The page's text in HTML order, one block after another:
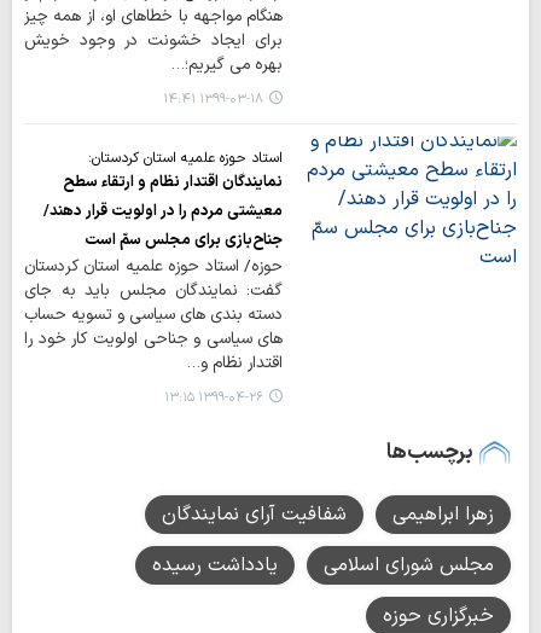
هنگام مواجهه با خطاهای او، از همه چیز
برای ایجاد خشونت در وجود خویش
بهره می گیریم؛…
۱۳۹۹-۰۳-۱۸ ۱۴:۴۱
استاد حوزه علمیه استان کردستان:
نمایندگان اقتدار نظام و ارتقاء سطح
معیشتی مردم را در اولویت قرار دهند/
جناح‌بازی برای مجلس سمّ است
حوزه/ استاد حوزه علمیه استان کردستان
گفت: نمایندگان مجلس باید به جای
دسته بندی های سیاسی و تسویه حساب
های سیاسی و جناحی اولویت کار خود را
اقتدار نظام و…
۱۳۹۹-۰۴-۲۶ ۱۳:۱۵
برچسب‌ها
زهرا ابراهیمی
شفافیت آرای نمایندگان
مجلس شورای اسلامی
یادداشت رسیده
خبرگزاری حوزه